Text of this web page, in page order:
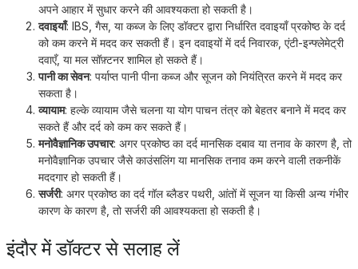
अपने आहार में सुधार करने की आवश्यकता हो सकती है।
दवाइयाँ: IBS, गैस, या कब्ज के लिए डॉक्टर द्वारा निर्धारित दवाइयाँ प्रकोष्ठ के दर्द
को कम करने में मदद कर सकती हैं। इन दवाइयों में दर्द निवारक, एंटी-इन्फ्लेमेट्री
दवाएँ, या मल सॉफ़्टनर शामिल हो सकते हैं।
पानी का सेवन: पर्याप्त पानी पीना कब्ज और सूजन को नियंत्रित करने में मदद कर
सकता है।
व्यायाम: हल्के व्यायाम जैसे चलना या योग पाचन तंत्र को बेहतर बनाने में मदद कर
सकते हैं और दर्द को कम कर सकते हैं।
मनोवैज्ञानिक उपचार: अगर प्रकोष्ठ का दर्द मानसिक दबाव या तनाव के कारण है, तो
मनोवैज्ञानिक उपचार जैसे काउंसलिंग या मानसिक तनाव कम करने वाली तकनीकें
मददगार हो सकती हैं।
सर्जरी: अगर प्रकोष्ठ का दर्द गॉल ब्लैडर पथरी, आंतों में सूजन या किसी अन्य गंभीर
कारण के कारण है, तो सर्जरी की आवश्यकता हो सकती है।
इंदौर में डॉक्टर से सलाह लें